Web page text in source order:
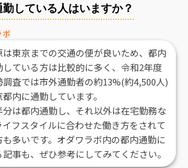
している人はいますか？
ボ
は東京までの交通の便が良いため、都内
している方は比較的に多く、令和2年度
調査では市外通勤者の約13%(約4,500人)
内に通勤しています。
分は都内通勤し、それ以外は在宅勤務な
イフスタイルに合わせた働き方をされて
も多いです。オダワラボ内の都内通勤に
記事も、ぜひ参考にしてみてください。